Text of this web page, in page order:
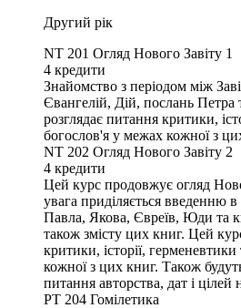
Другий рік
NT 201 Огляд Нового Завіту 1
4 кредити
Знайомство з періодом між
Євангелій, Дій, послань Петра
розглядає питання критики,
богослов'я у межах кожної з
NT 202 Огляд Нового Завіту 2
4 кредити
Цей курс продовжує огляд
увага приділяється введенню
Павла, Якова, Євреїв, Юди та
також змісту цих книг. Цей
критики, історії,
кожної з цих книг. Також
питання авторства, дат і
PT 204 Гомілетика